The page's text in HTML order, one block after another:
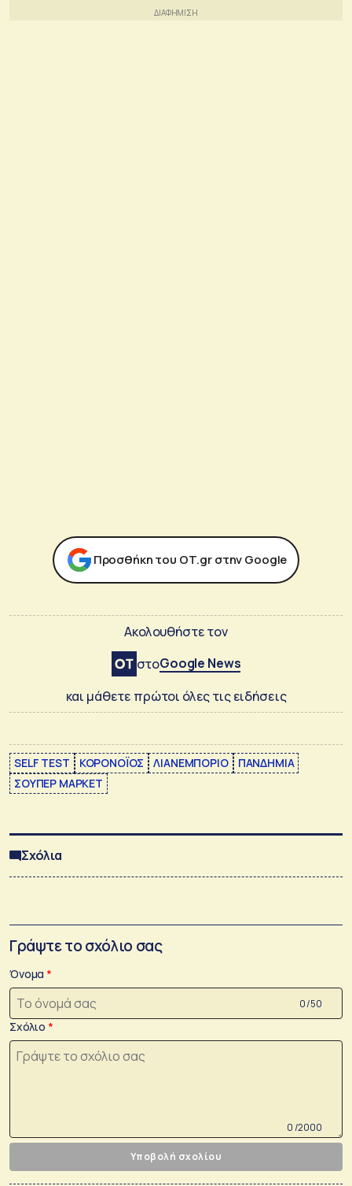
Προσθήκη του ΟΤ.gr στην Google
Ακολουθήστε τον
στοGoogle News
και μάθετε πρώτοι όλες τις ειδήσεις
SELF TEST ΚΟΡΟΝΟΪΟΣ ΛΙΑΝΕΜΠΟΡΙΟ
ΠΑΝΔΗΜΙΑ
ΣΟΥΠΕΡ ΜΑΡΚΕΤ
Σχόλια
Γράψτε το σχόλιο σας
Όνομα
0 /50
Σχόλιο
0 /2000
Υποβολή σχολίου